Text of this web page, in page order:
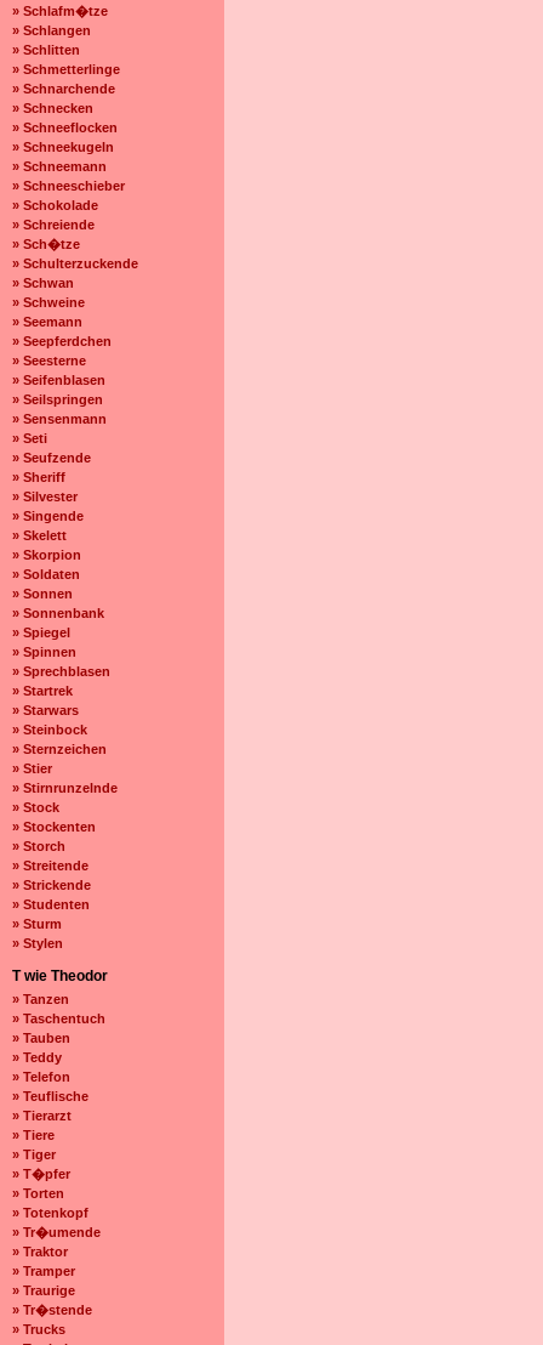
» Schlafm�tze
» Schlangen
» Schlitten
» Schmetterlinge
» Schnarchende
» Schnecken
» Schneeflocken
» Schneekugeln
» Schneemann
» Schneeschieber
» Schokolade
» Schreiende
» Sch�tze
» Schulterzuckende
» Schwan
» Schweine
» Seemann
» Seepferdchen
» Seesterne
» Seifenblasen
» Seilspringen
» Sensenmann
» Seti
» Seufzende
» Sheriff
» Silvester
» Singende
» Skelett
» Skorpion
» Soldaten
» Sonnen
» Sonnenbank
» Spiegel
» Spinnen
» Sprechblasen
» Startrek
» Starwars
» Steinbock
» Sternzeichen
» Stier
» Stirnrunzelnde
» Stock
» Stockenten
» Storch
» Streitende
» Strickende
» Studenten
» Sturm
» Stylen
T wie Theodor
» Tanzen
» Taschentuch
» Tauben
» Teddy
» Telefon
» Teuflische
» Tierarzt
» Tiere
» Tiger
» T�pfer
» Torten
» Totenkopf
» Tr�umende
» Traktor
» Tramper
» Traurige
» Tr�stende
» Trucks